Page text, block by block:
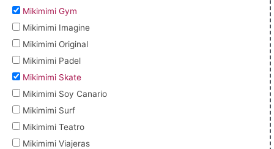
Mikimimi Gym
Mikimimi Imagine
Mikimimi Original
Mikimimi Padel
Mikimimi Skate
Mikimimi Soy Canario
Mikimimi Surf
Mikimimi Teatro
Mikimimi Viajeras